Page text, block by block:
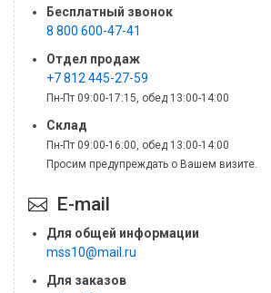
Бесплатный звонок
8 800 600-47-41
Отдел продаж
+7 812 445-27-59
Пн-Пт 09:00-17:15, обед 13:00-14:00
Склад
Пн-Пт 09:00-16:00, обед 13:00-14:00
Просим предупреждать о Вашем визите.
E-mail
Для общей информации
mss10@mail.ru
Для заказов